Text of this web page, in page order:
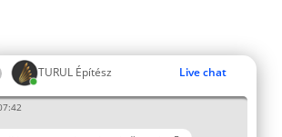
TURUL Építész Live chat